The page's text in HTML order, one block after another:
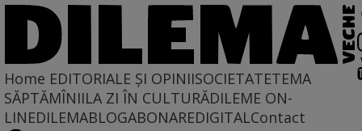
Home EDITORIALE ȘI OPINIISOCIETATETEMA
SĂPTĂMÎNIILA ZI ÎN CULTURĂDILEME ON-
LINEDILEMABLOGABONAREDIGITALContact